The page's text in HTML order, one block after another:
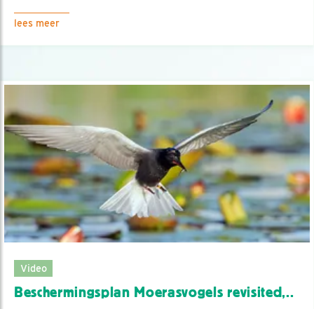
lees meer
Video
Beschermingsplan Moerasvogels revisited,..